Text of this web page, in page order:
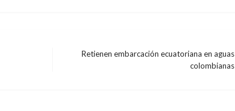
Retienen embarcación ecuatoriana en aguas
colombianas